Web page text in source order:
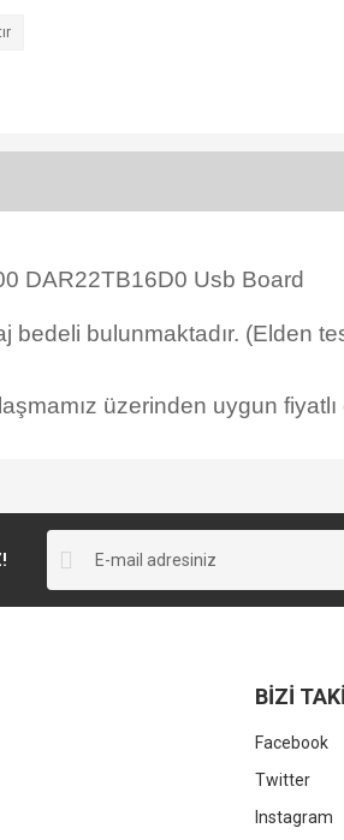
DAR22TB16D0 Usb Board
bedeli bulunmaktadır. (Elden
üzerinden uygun
BİZİ
Facebook
Twitter
Instagram